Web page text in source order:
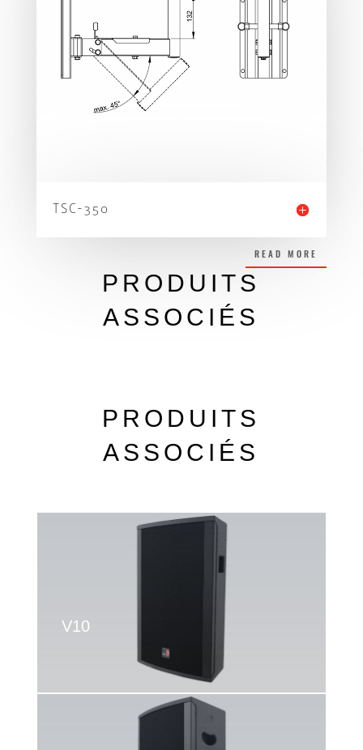
TSC-350
READ MORE
PRODUITS
ASSOCIÉS
PRODUITS
ASSOCIÉS
V10